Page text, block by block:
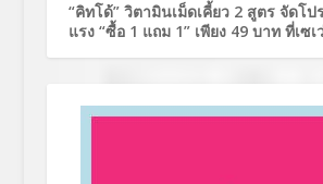
“คิทโด้” วิตามินเม็ดเคี้ยว 2 สูตร จัดโป
แรง “ซื้อ 1 แถม 1” เพียง 49 บาท ที่เซ